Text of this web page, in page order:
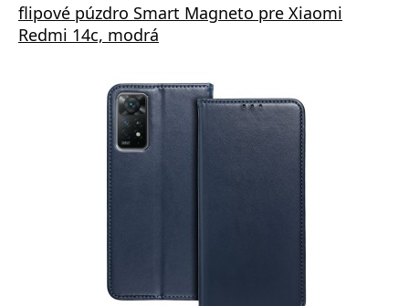
flipové púzdro Smart Magneto pre Xiaomi
Redmi 14c, modrá